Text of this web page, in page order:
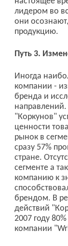
лидером во
они
продукцию.
Путь 3.
Иногда
компании -
бренда и
направлений.
"Коркунов"
ценности
рынок в
сразу 57%
стране.
сегменте а
компанию к
брендом. В
действий
2007 году
компании